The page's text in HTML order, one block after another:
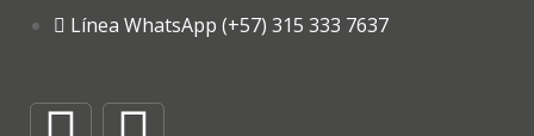
Línea WhatsApp (+57) 315 333 7637